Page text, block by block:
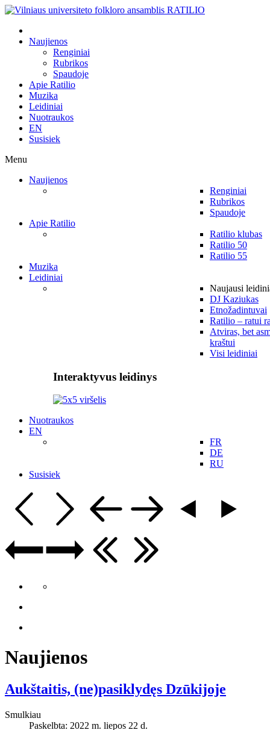
Naujienos
Renginiai
Rubrikos
Spaudoje
Apie Ratilio
Muzika
Leidiniai
Nuotraukos
EN
Susisiek
Menu
Naujienos
Renginiai
Rubrikos
Spaudoje
Apie Ratilio
Ratilio klubas
Ratilio 50
Ratilio 55
Muzika
Leidiniai
Naujausi
DJ Kaziukas
Etnožadintuvai
Ratilio – ratui
Atviras, bet
kraštui
Visi leidiniai
Interaktyvus leidinys
Nuotraukos
EN
FR
DE
RU
Susisiek
Naujienos
Aukštaitis, (ne)pasiklydęs Dzūkijoje
Smulkiau
Paskelbta: 2022 m. liepos 22 d.